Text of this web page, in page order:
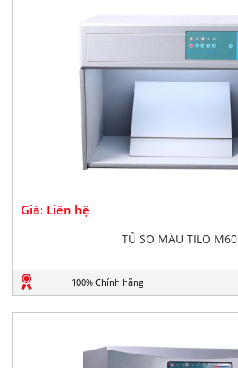
Giá: Liên hệ
TỦ SO MÀU TILO M60
100% Chính hãng